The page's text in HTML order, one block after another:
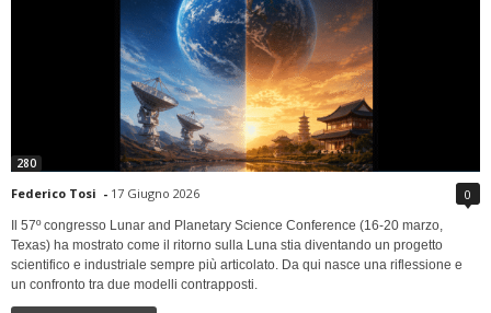
280
Federico Tosi - 17 Giugno 2026 0
Il 57º congresso Lunar and Planetary Science Conference (16-20 marzo,
Texas) ha mostrato come il ritorno sulla Luna stia diventando un progetto
scientifico e industriale sempre più articolato. Da qui nasce una riflessione e
un confronto tra due modelli contrapposti.